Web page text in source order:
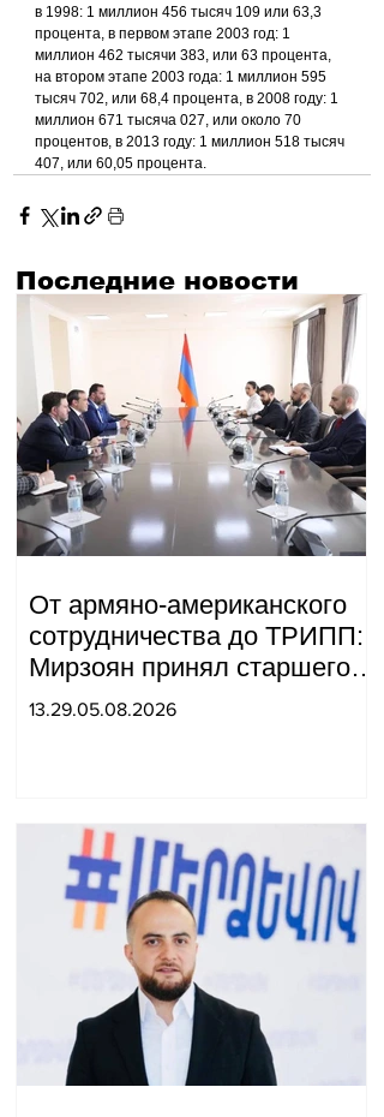
в 1998: 1 миллион 456 тысяч 109 или 63,3
процента, в первом этапе 2003 год: 1
миллион 462 тысячи 383, или 63 процента,
на втором этапе 2003 года: 1 миллион 595
тысяч 702, или 68,4 процента, в 2008 году: 1
миллион 671 тысяча 027, или около 70
процентов, в 2013 году: 1 миллион 518 тысяч
407, или 60,05 процента.
Последние новости
От армяно-американского
сотрудничества до ТРИПП:
Мирзоян принял старшего
советника специального
13.29.05.08.2026